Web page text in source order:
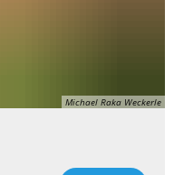
Michael Raka Weckerle